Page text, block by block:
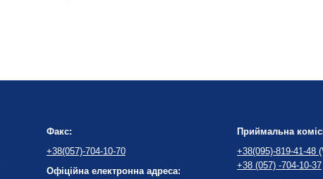
Факс:
+38(057)-704-10-70
Офіційна електронна адреса:
Приймальна
+38(095)-819-41-48
+38 (057) -704-10-37